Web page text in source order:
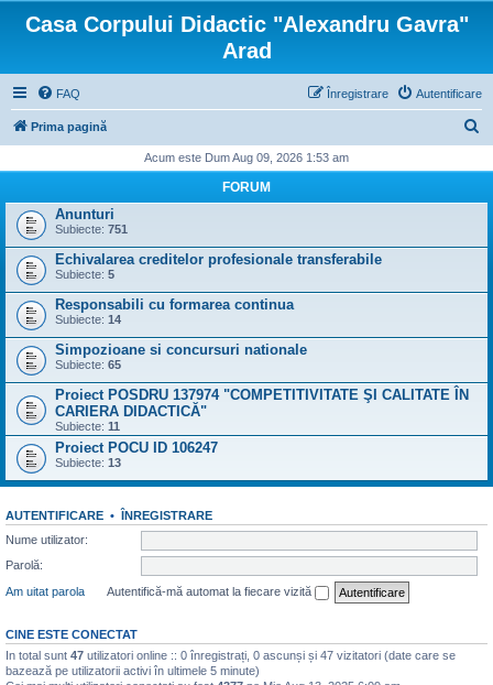
Casa Corpului Didactic "Alexandru Gavra"
Arad
FAQ Autentificare
Înregistrare
Prima pagină
t
Acum este Dum Aug 09, 2026 1:53 am
FORUM
Anunturi
Subiecte: 751
Echivalarea creditelor profesionale transferabile
Subiecte: 5
Responsabili cu formarea continua
Subiecte: 14
Simpozioane si concursuri nationale
Subiecte: 65
Proiect POSDRU 137974 "COMPETITIVITATE ŞI CALITATE ÎN
CARIERA DIDACTICĂ"
Subiecte: 11
Proiect POCU ID 106247
Subiecte: 13
AUTENTIFICARE • ÎNREGISTRARE
Nume utilizator:
Parolă:
Am uitat parola
Autentifică-mă automat la fiecare vizită
CINE ESTE CONECTAT
In total sunt 47 utilizatori online :: 0 înregistrați, 0 ascunși și 47 vizitatori (date care se
bazează pe utilizatorii activi în ultimele 5 minute)